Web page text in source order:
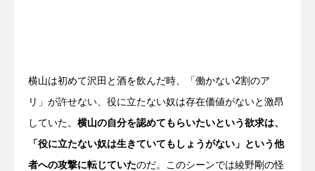
横山は初めて沢田と酒を飲んだ時、「働かない2割のア
リ」が許せない、役に立たない奴は存在価値がないと激昂
していた。 横山の自分を認めてもらいたいという欲求は、
「役に立たない奴は生きていてもしょうがない」という他
者への攻撃に転じていたのだ。このシーンでは綾野剛の怪